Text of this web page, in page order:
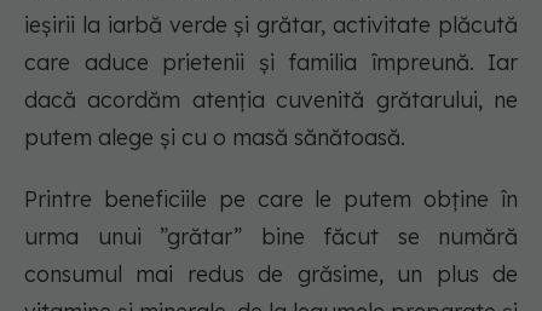
ieșirii la iarbă verde și grătar, activitate plăcută
care aduce prietenii și familia împreună. Iar
dacă acordăm atenția cuvenită grătarului, ne
putem alege și cu o masă sănătoasă.
Printre beneficiile pe care le putem obține în
urma unui ”grătar” bine făcut se numără
consumul mai redus de grăsime, un plus de